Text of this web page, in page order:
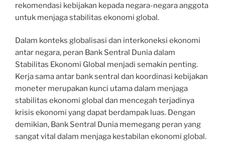
rekomendasi kebijakan kepada negara-negara anggota
untuk menjaga stabilitas ekonomi global.
Dalam konteks globalisasi dan interkoneksi ekonomi
antar negara, peran Bank Sentral Dunia dalam
Stabilitas Ekonomi Global menjadi semakin penting.
Kerja sama antar bank sentral dan koordinasi kebijakan
moneter merupakan kunci utama dalam menjaga
stabilitas ekonomi global dan mencegah terjadinya
krisis ekonomi yang dapat berdampak luas. Dengan
demikian, Bank Sentral Dunia memegang peran yang
sangat vital dalam menjaga kestabilan ekonomi global.